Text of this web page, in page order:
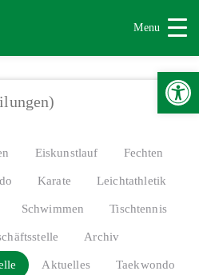
Menu
Eiskunstlauf Fechten
Karate Leichtathletik
Schwimmen Tischtennis
Archiv
Aktuelles Taekwondo